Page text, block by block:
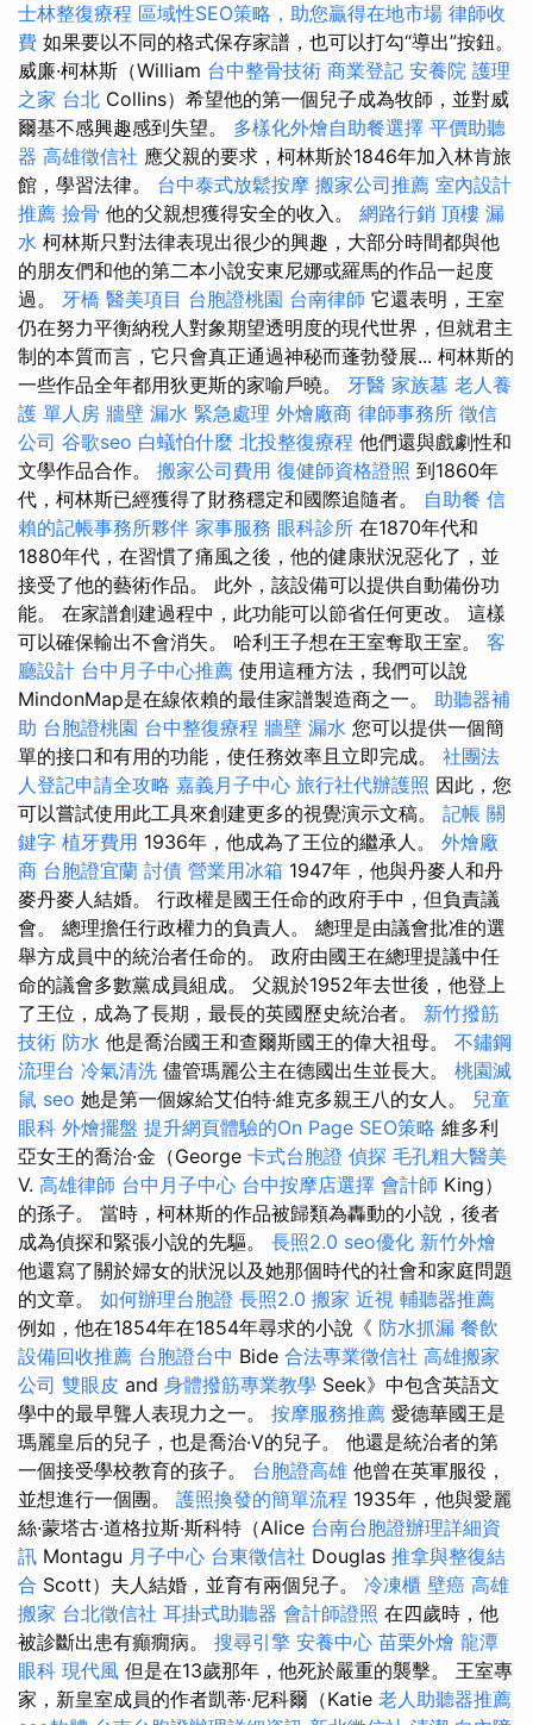
士林整復療程 區域性SEO策略，助您贏得在地市場 律師收
費 如果要以不同的格式保存家譜，也可以打勾“導出”按鈕。
威廉·柯林斯（William 台中整骨技術 商業登記 安養院 護理
之家 台北 Collins）希望他的第一個兒子成為牧師，並對威
爾基不感興趣感到失望。 多樣化外燴自助餐選擇 平價助聽
器 高雄徵信社 應父親的要求，柯林斯於1846年加入林肯旅
館，學習法律。 台中泰式放鬆按摩 搬家公司推薦 室內設計
推薦 撿骨 他的父親想獲得安全的收入。 網路行銷 頂樓 漏
水 柯林斯只對法律表現出很少的興趣，大部分時間都與他
的朋友們和他的第二本小說安東尼娜或羅馬的作品一起度
過。 牙橋 醫美項目 台胞證桃園 台南律師 它還表明，王室
仍在努力平衡納稅人對象期望透明度的現代世界，但就君主
制的本質而言，它只會真正通過神秘而蓬勃發展... 柯林斯的
一些作品全年都用狄更斯的家喻戶曉。 牙醫 家族墓 老人養
護 單人房 牆壁 漏水 緊急處理 外燴廠商 律師事務所 徵信
公司 谷歌seo 白蟻怕什麼 北投整復療程 他們還與戲劇性和
文學作品合作。 搬家公司費用 復健師資格證照 到1860年
代，柯林斯已經獲得了財務穩定和國際追隨者。 自助餐 信
賴的記帳事務所夥伴 家事服務 眼科診所 在1870年代和
1880年代，在習慣了痛風之後，他的健康狀況惡化了，並
接受了他的藝術作品。 此外，該設備可以提供自動備份功
能。 在家譜創建過程中，此功能可以節省任何更改。 這樣
可以確保輸出不會消失。 哈利王子想在王室奪取王室。 客
廳設計 台中月子中心推薦 使用這種方法，我們可以說
MindonMap是在線依賴的最佳家譜製造商之一。 助聽器補
助 台胞證桃園 台中整復療程 牆壁 漏水 您可以提供一個簡
單的接口和有用的功能，使任務效率且立即完成。 社團法
人登記申請全攻略 嘉義月子中心 旅行社代辦護照 因此，您
可以嘗試使用此工具來創建更多的視覺演示文稿。 記帳 關
鍵字 植牙費用 1936年，他成為了王位的繼承人。 外燴廠
商 台胞證宜蘭 討債 營業用冰箱 1947年，他與丹麥人和丹
麥丹麥人結婚。 行政權是國王任命的政府手中，但負責議
會。 總理擔任行政權力的負責人。 總理是由議會批准的選
舉方成員中的統治者任命的。 政府由國王在總理提議中任
命的議會多數黨成員組成。 父親於1952年去世後，他登上
了王位，成為了長期，最長的英國歷史統治者。 新竹撥筋
技術 防水 他是喬治國王和查爾斯國王的偉大祖母。 不鏽鋼
流理台 冷氣清洗 儘管瑪麗公主在德國出生並長大。 桃園滅
鼠 seo 她是第一個嫁給艾伯特·維克多親王八的女人。 兒童
眼科 外燴擺盤 提升網頁體驗的On Page SEO策略 維多利
亞女王的喬治·金（George 卡式台胞證 偵探 毛孔粗大醫美
V. 高雄律師 台中月子中心 台中按摩店選擇 會計師 King）
的孫子。 當時，柯林斯的作品被歸類為轟動的小說，後者
成為偵探和緊張小說的先驅。 長照2.0 seo優化 新竹外燴
他還寫了關於婦女的狀況以及她那個時代的社會和家庭問題
的文章。 如何辦理台胞證 長照2.0 搬家 近視 輔聽器推薦
例如，他在1854年在1854年尋求的小說《 防水抓漏 餐飲
設備回收推薦 台胞證台中 Bide 合法專業徵信社 高雄搬家
公司 雙眼皮 and 身體撥筋專業教學 Seek》中包含英語文
學中的最早聾人表現力之一。 按摩服務推薦 愛德華國王是
瑪麗皇后的兒子，也是喬治·V的兒子。 他還是統治者的第
一個接受學校教育的孩子。 台胞證高雄 他曾在英軍服役，
並想進行一個團。 護照換發的簡單流程 1935年，他與愛麗
絲·蒙塔古·道格拉斯·斯科特（Alice 台南台胞證辦理詳細資
訊 Montagu 月子中心 台東徵信社 Douglas 推拿與整復結
合 Scott）夫人結婚，並育有兩個兒子。 冷凍櫃 壁癌 高雄
搬家 台北徵信社 耳掛式助聽器 會計師證照 在四歲時，他
被診斷出患有癲癇病。 搜尋引擎 安養中心 苗栗外燴 龍潭
眼科 現代風 但是在13歲那年，他死於嚴重的襲擊。 王室專
家，新皇室成員的作者凱蒂·尼科爾（Katie 老人助聽器推薦